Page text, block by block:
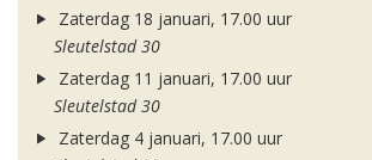
Zaterdag 18 januari, 17.00 uur
Sleutelstad 30
Zaterdag 11 januari, 17.00 uur
Sleutelstad 30
Zaterdag 4 januari, 17.00 uur